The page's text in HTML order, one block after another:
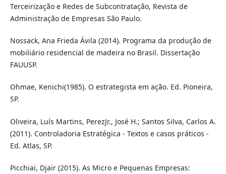
Terceirização e Redes de Subcontratação, Revista de
Administração de Empresas São Paulo.
Nossack, Ana Frieda Ávila (2014). Programa da produção de
mobiliário residencial de madeira no Brasil. Dissertação
FAUUSP.
Ohmae, Kenichi(1985). O estrategista em ação. Ed. Pioneira,
SP.
Oliveira, Luís Martins, PerezJr., José H.; Santos Silva, Carlos A.
(2011). Controladoria Estratégica - Textos e casos práticos -
Ed. Atlas, SP.
Picchiai, Djair (2015). As Micro e Pequenas Empresas: